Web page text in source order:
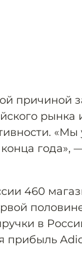
причиной
рынка
года»,
460
в
прибыль